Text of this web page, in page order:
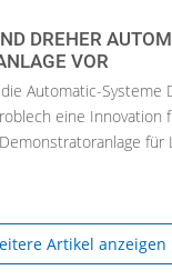
DREHER
VOR
Automatic-Systeme
eine Innovation
für
Artikel anzeigen